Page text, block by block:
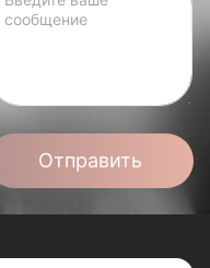
Отправить